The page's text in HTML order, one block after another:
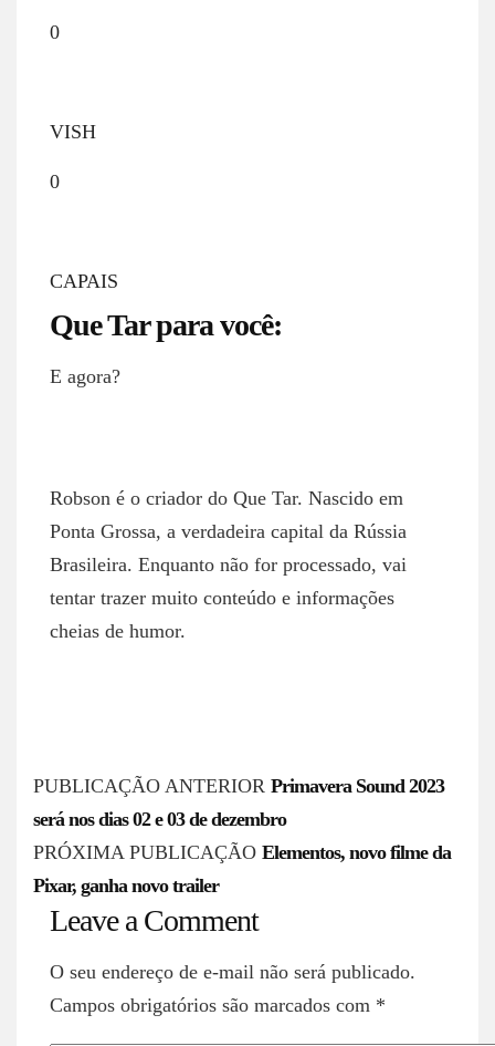
0
VISH
0
CAPAIS
Que Tar para você:
E agora?
Robson é o criador do Que Tar. Nascido em
Ponta Grossa, a verdadeira capital da Rússia
Brasileira. Enquanto não for processado, vai
tentar trazer muito conteúdo e informações
cheias de humor.
P
o
s
t
PUBLICAÇÃO ANTERIOR Primavera Sound 2023
será nos dias 02 e 03 de dezembro
PRÓXIMA PUBLICAÇÃO Elementos, novo filme da
Pixar, ganha novo trailer
Leave a Comment
O seu endereço de e-mail não será publicado.
Campos obrigatórios são marcados com *